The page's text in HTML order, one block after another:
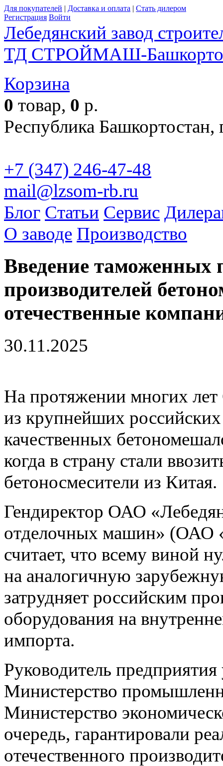
Для покупателей | Доставка и оплата | Стать дилером
Регистрация Войти
Лебедянский завод
ТД СТРОЙМАШ-
Корзина
0 товар, 0 р.
Республика
+7 (347) 246-47-48
mail@lzsom-rb.ru
Блог Статьи Сервис
О заводе Производство
Введение таможенных
производителей
отечественные
30.11.2025
На протяжении многих
из крупнейших
качественных
когда в страну стали
бетоносмесители из Китая.
Гендиректор ОАО
отделочных машин»
считает, что всему виной
на аналогичную
затрудняет российским
оборудования на
импорта.
Руководитель
Министерство
Министерство
очередь, гарантировали
отечественного